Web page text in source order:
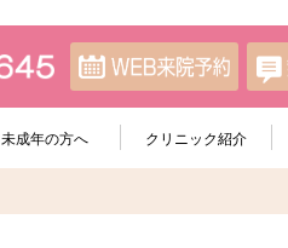
未成年の方へ クリニック紹介